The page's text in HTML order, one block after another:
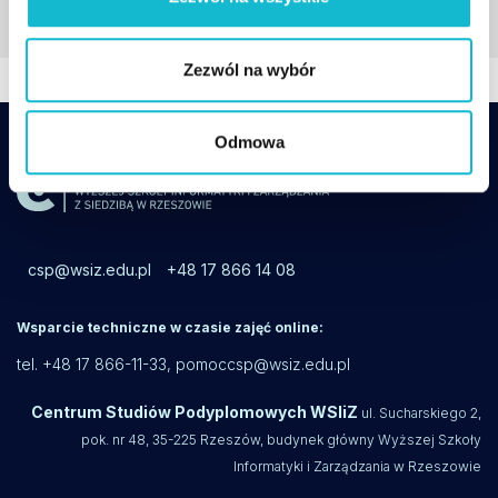
Zezwól na wybór
Odmowa
csp@wsiz.edu.pl +48 17 866 14 08
Wsparcie techniczne w czasie zajęć online:
tel. +48 17 866-11-33, pomoccsp@wsiz.edu.pl
Centrum Studiów Podyplomowych WSIiZ ul. Sucharskiego 2,
pok. nr 48, 35-225 Rzeszów, budynek główny Wyższej Szkoły
Informatyki i Zarządzania w Rzeszowie